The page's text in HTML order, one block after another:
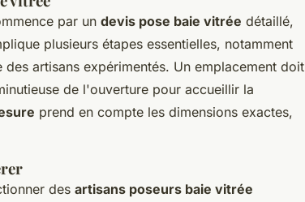
par un devis pose baie vitrée détaillé,
plusieurs étapes essentielles, notamment
des artisans expérimentés. Un emplacement doit
de l'ouverture pour accueillir la
prend en compte les dimensions exactes,
des artisans poseurs baie vitrée